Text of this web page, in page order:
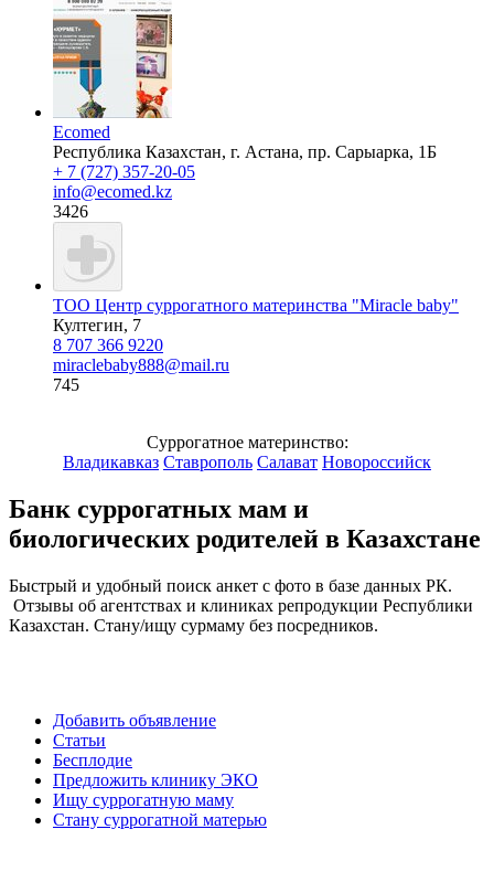
Ecomed
Республика Казахстан, г. Астана, пp. Сарыарка, 1Б
+ 7 (727) 357-20-05
info@ecomed.kz
3426
ТОО Центр суррогатного материнства "Miracle baby"
Култегин, 7
8 707 366 9220
miraclebaby888@mail.ru
745
Суррогатное материнство:
Владикавказ Ставрополь Салават Новороссийск
Банк суррогатных мам и
биологических родителей в Казахстане
Быстрый и удобный поиск анкет с фото в базе данных РК.
Отзывы об агентствах и клиниках репродукции Республики
Казахстан. Стану/ищу сурмаму без посредников.
Добавить объявление
Статьи
Бесплодие
Предложить клинику ЭКО
Ищу суррогатную маму
Стану суррогатной матерью